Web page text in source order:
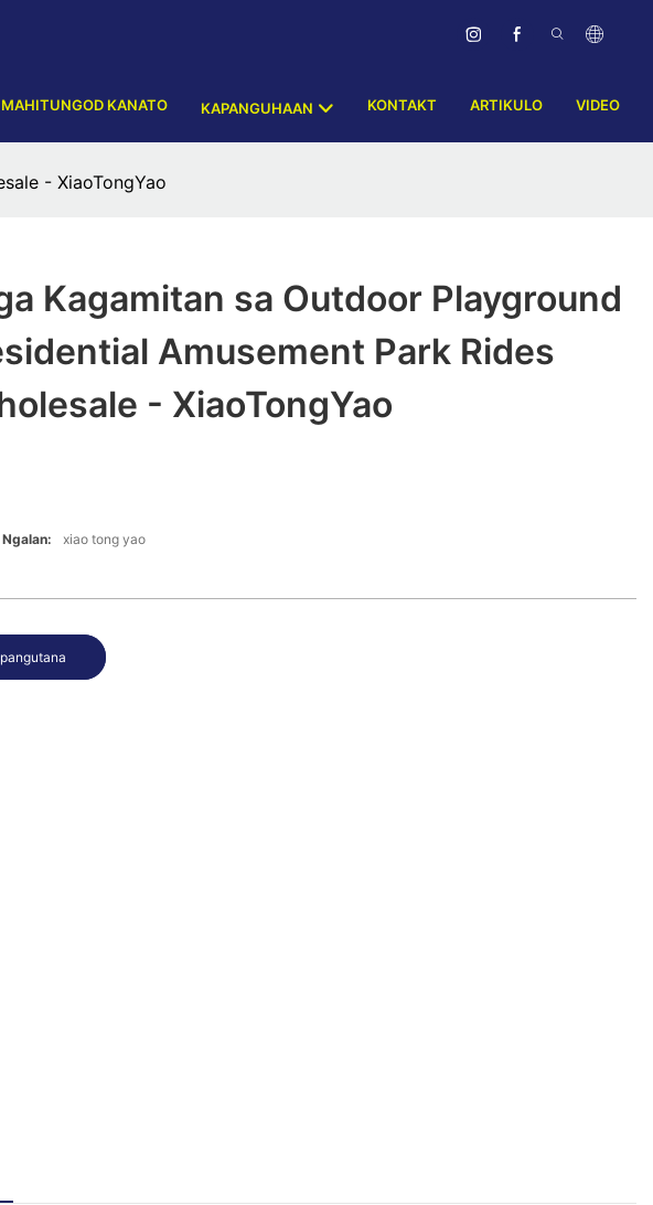
MAHITUNGOD KANATO KAPANGUHAAN KONTAKT ARTIKULO VIDEO
- XiaoTongYao
Kagamitan sa Outdoor Playground
Amusement Park Rides
- XiaoTongYao
xiao tong yao
pangutana